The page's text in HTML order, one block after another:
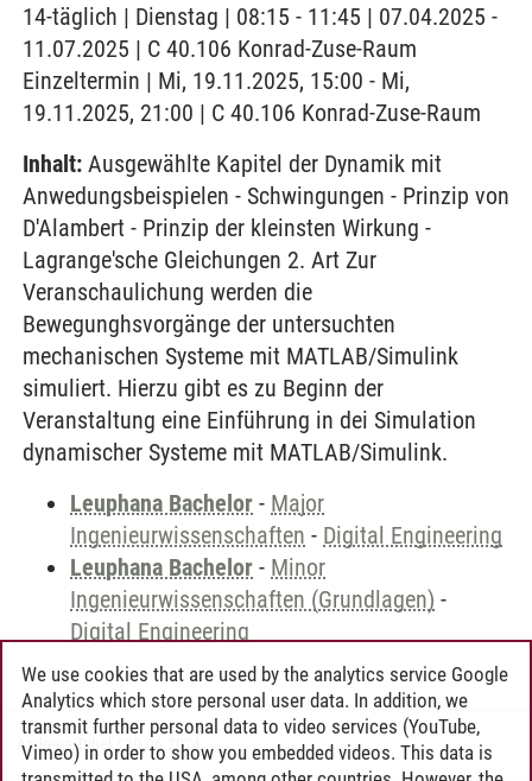
14-täglich | Dienstag | 08:15 - 11:45 | 07.04.2025 -
11.07.2025 | C 40.106 Konrad-Zuse-Raum
Einzeltermin | Mi, 19.11.2025, 15:00 - Mi,
19.11.2025, 21:00 | C 40.106 Konrad-Zuse-Raum
Inhalt: Ausgewählte Kapitel der Dynamik mit
Anwedungsbeispielen - Schwingungen - Prinzip von
D'Alambert - Prinzip der kleinsten Wirkung -
Lagrange'sche Gleichungen 2. Art Zur
Veranschaulichung werden die
Bewegunghsvorgänge der untersuchten
mechanischen Systeme mit MATLAB/Simulink
simuliert. Hierzu gibt es zu Beginn der
Veranstaltung eine Einführung in dei Simulation
dynamischer Systeme mit MATLAB/Simulink.
Leuphana Bachelor - Major
Ingenieurwissenschaften - Digital Engineering
Leuphana Bachelor - Minor
Ingenieurwissenschaften (Grundlagen) -
Digital Engineering
Andreea Tribel 30.06.2024
We use cookies that are used by the analytics service Google
Analytics which store personal user data. In addition, we
transmit further personal data to video services (YouTube,
Vimeo) in order to show you embedded videos. This data is